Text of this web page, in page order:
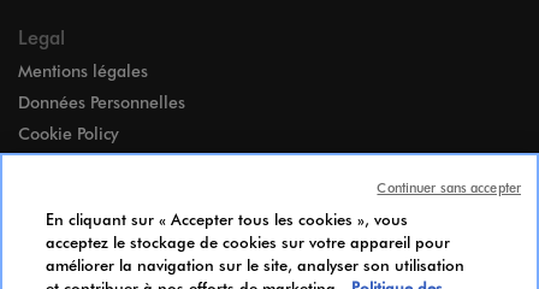
Legal
Mentions légales
Données Personnelles
Cookie Policy
Index égalité Femmes-Hommes
Notice d’Information Candidats
En cliquant sur « Accepter tous les cookies », vous
acceptez le stockage de cookies sur votre appareil pour
améliorer la navigation sur le site, analyser son utilisation
Continuer sans accepter